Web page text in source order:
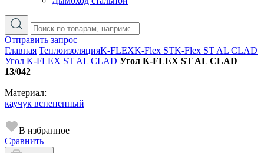
Отправить запрос
Главная ТеплоизоляцияK-FLEXK-Flex STK-Flex ST AL CLAD
Угол K-FLEX ST AL CLAD Угол K-FLEX ST AL CLAD
13/042
Материал:
каучук вспененный
В избранное
Сравнить